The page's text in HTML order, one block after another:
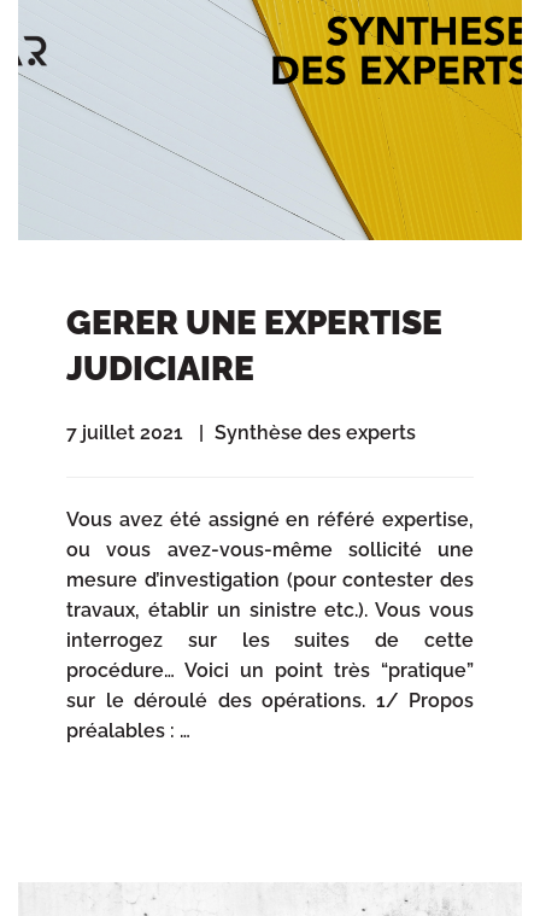
GERER UNE EXPERTISE
JUDICIAIRE
7 juillet 2021 Synthèse des experts
Vous avez été assigné en référé expertise,
ou vous avez-vous-même sollicité une
mesure d’investigation (pour contester des
travaux, établir un sinistre etc.). Vous vous
interrogez sur les suites de cette
procédure… Voici un point très “pratique”
sur le déroulé des opérations. 1/ Propos
préalables : …